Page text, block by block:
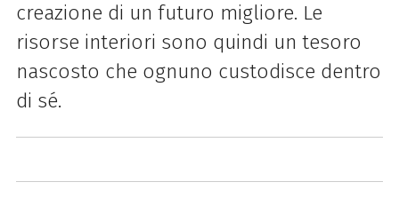
creazione di un futuro migliore. Le
risorse interiori sono quindi un tesoro
nascosto che ognuno custodisce dentro
di sé.